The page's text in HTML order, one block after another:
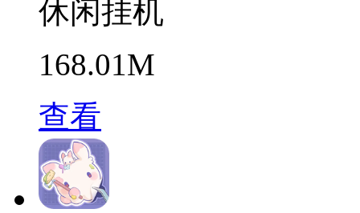
休闲挂机
168.01M
查看